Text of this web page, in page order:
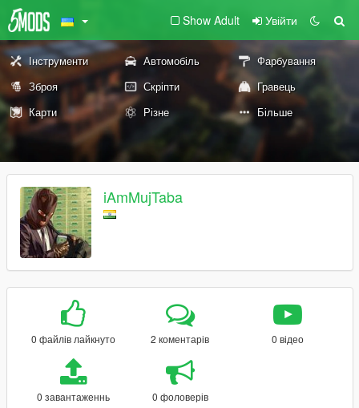
Show Adult Увійти
Інструменти Автомобіль
Фарбування
Зброя
Скріпти
Гравець
Карти
Різне Більше
iAmMujTaba
0 файлів лайкнуто 2 коментарів 0 відео
0 завантаженнь 0 фоловерів